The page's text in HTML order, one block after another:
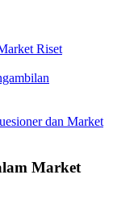
Riset
dan Market
Market